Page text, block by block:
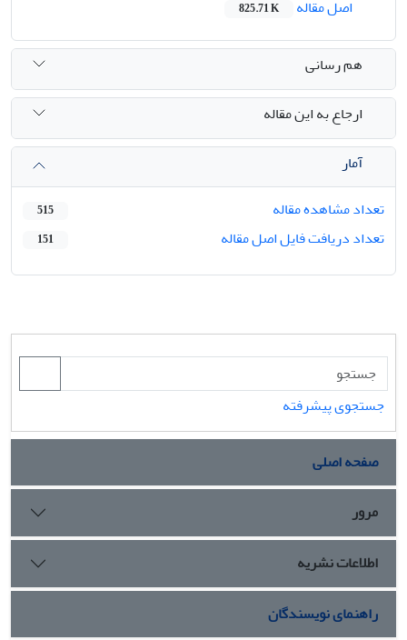
اصل مقاله
825.71 K
هم رسانی
ارجاع به این مقاله
آمار
تعداد مشاهده مقاله
515
تعداد دریافت فایل اصل مقاله 151
جستجوی پیشرفته
صفحه اصلی
مرور
اطلاعات نشریه
راهنمای نویسندگان